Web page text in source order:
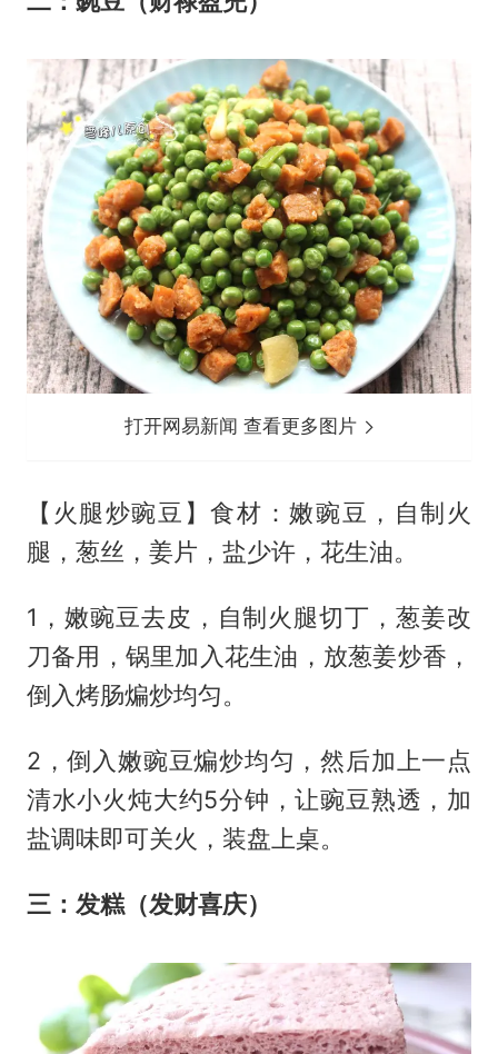
打开网易新闻 查看更多图片
【火腿炒豌豆】食材：嫩豌豆，自制火
腿，葱丝，姜片，盐少许，花生油。
1，嫩豌豆去皮，自制火腿切丁，葱姜改
刀备用，锅里加入花生油，放葱姜炒香，
倒入烤肠煸炒均匀。
2，倒入嫩豌豆煸炒均匀，然后加上一点
清水小火炖大约5分钟，让豌豆熟透，加
盐调味即可关火，装盘上桌。
三：发糕（发财喜庆）